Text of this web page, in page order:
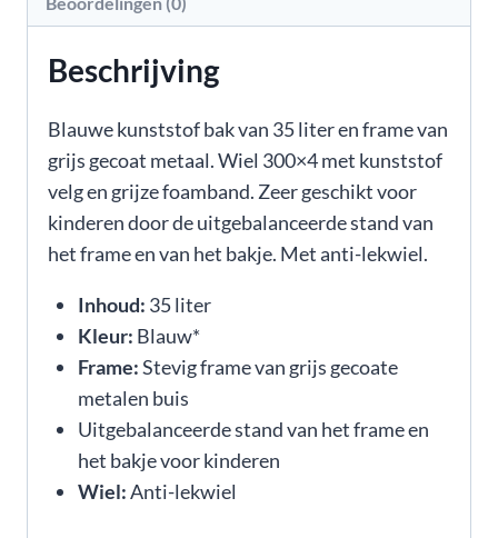
Beschrijving
Blauwe kunststof bak van 35 liter en frame van
grijs gecoat metaal. Wiel 300×4 met kunststof
velg en grijze foamband. Zeer geschikt voor
kinderen door de uitgebalanceerde stand van
het frame en van het bakje. Met anti-lekwiel.
Inhoud: 35 liter
Kleur: Blauw*
Frame:Stevig frame van grijs gecoate
metalen buis
Uitgebalanceerde stand van het frame en
het bakje voor kinderen
Wiel:Anti-lekwiel